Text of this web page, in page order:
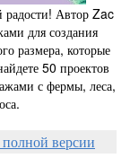
радости! Автор Zac
для создания
размера, которые
50 проектов
с фермы, леса,
версии